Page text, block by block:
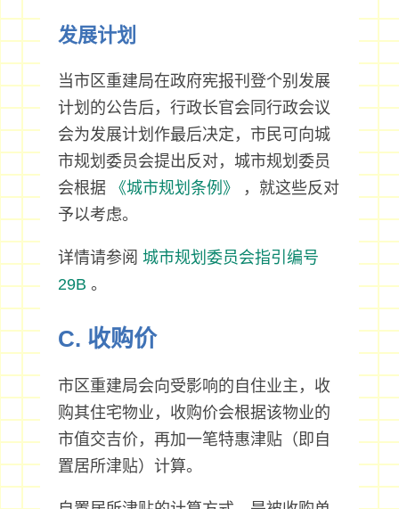
发展计划
当市区重建局在政府宪报刊登个别发展
计划的公告后，行政长官会同行政会议
会为发展计划作最后决定，市民可向城
市规划委员会提出反对，城市规划委员
会根据
《城市规划条例》
，就这些反对
予以考虑。
详情请参阅 城市规划委员会指引编号
29B 。
C. 收购价
市区重建局会向受影响的自住业主，收
购其住宅物业，收购价会根据该物业的
市值交吉价，再加一笔特惠津贴（即自
置居所津贴）计算。